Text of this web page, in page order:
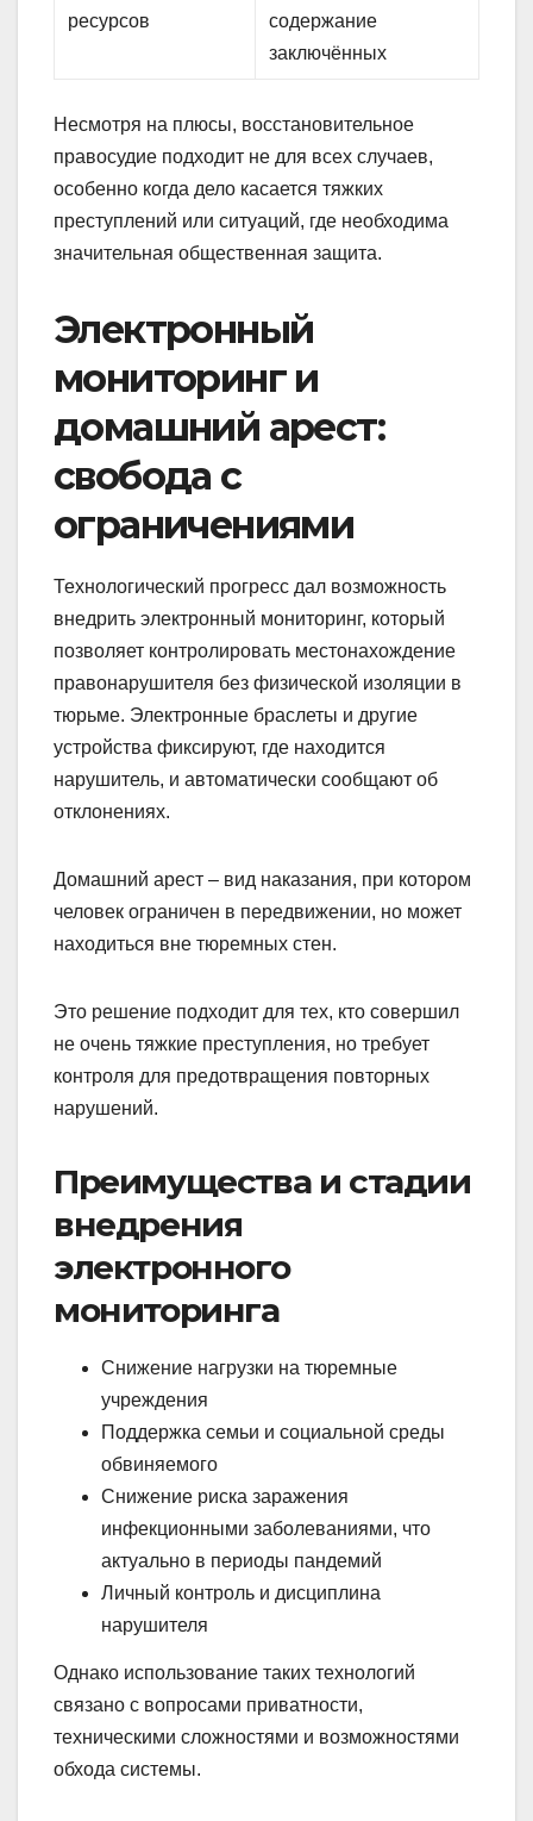
ресурсов
содержание
заключённых
Несмотря на плюсы, восстановительное
правосудие подходит не для всех случаев,
особенно когда дело касается тяжких
преступлений или ситуаций, где необходима
значительная общественная защита.
Электронный
мониторинг и
домашний арест:
свобода с
ограничениями
Технологический прогресс дал возможность
внедрить электронный мониторинг, который
позволяет контролировать местонахождение
правонарушителя без физической изоляции в
тюрьме. Электронные браслеты и другие
устройства фиксируют, где находится
нарушитель, и автоматически сообщают об
отклонениях.
Домашний арест – вид наказания, при котором
человек ограничен в передвижении, но может
находиться вне тюремных стен.
Это решение подходит для тех, кто совершил
не очень тяжкие преступления, но требует
контроля для предотвращения повторных
нарушений.
Преимущества и стадии
внедрения
электронного
мониторинга
Снижение нагрузки на тюремные
учреждения
Поддержка семьи и социальной среды
обвиняемого
Снижение риска заражения
инфекционными заболеваниями, что
актуально в периоды пандемий
Личный контроль и дисциплина
нарушителя
Однако использование таких технологий
связано с вопросами приватности,
техническими сложностями и возможностями
обхода системы.